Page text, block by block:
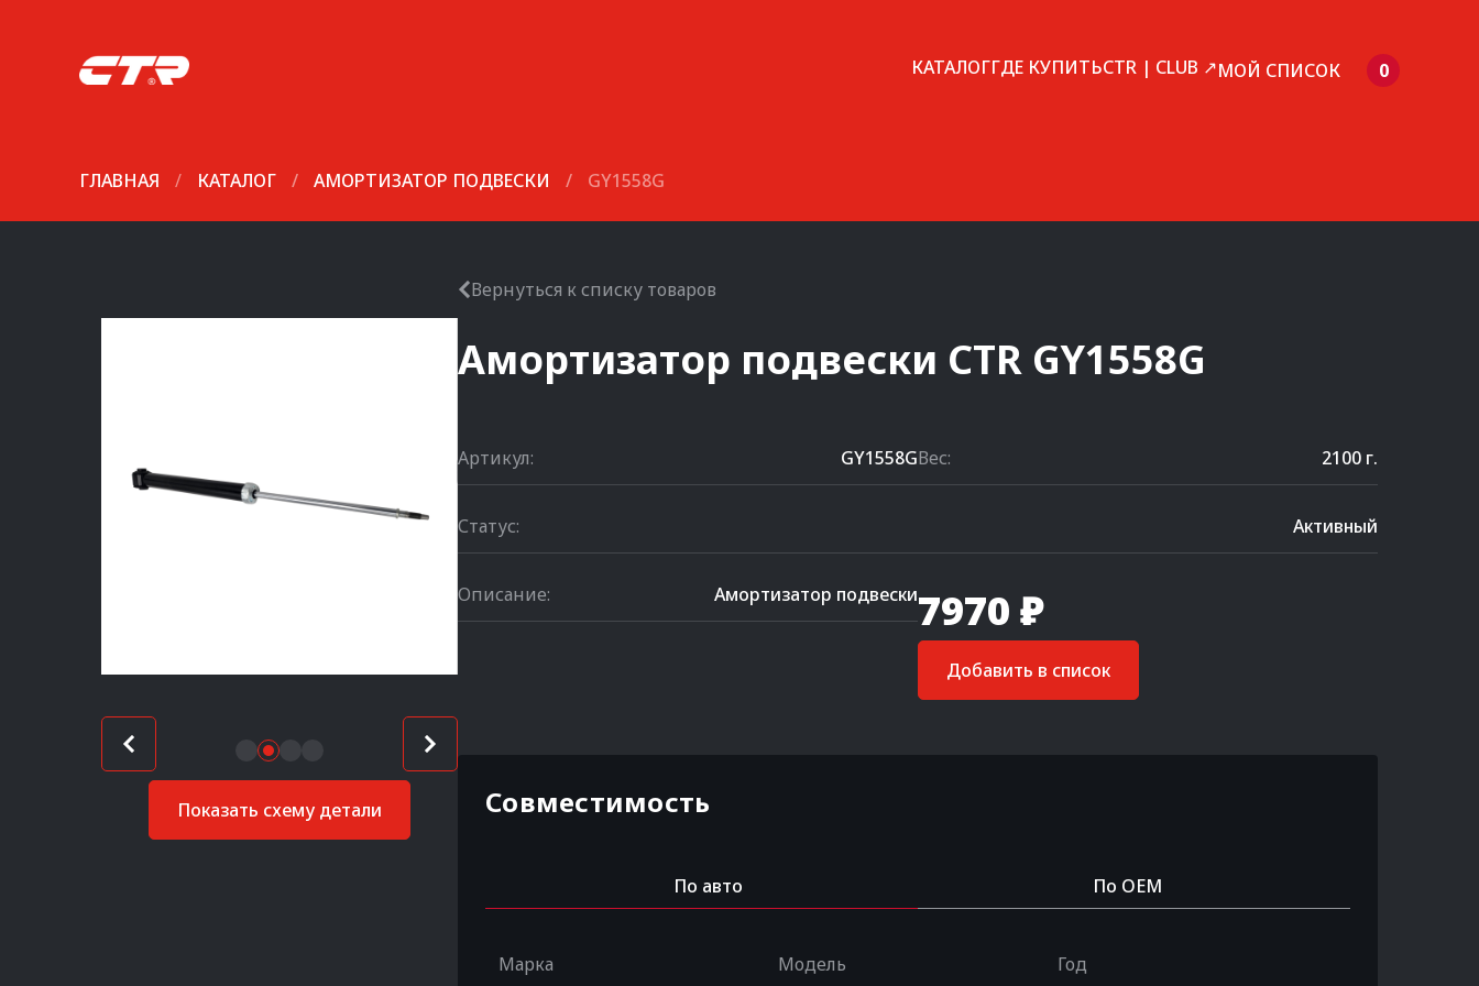
КАТАЛОГГДЕ КУПИТЬCTR | CLUB ↗МОЙ СПИСОК 0
ГЛАВНАЯ / КАТАЛОГ / АМОРТИЗАТОР ПОДВЕСКИ / GY1558G
Показать схему детали
Вернуться к списку товаров
Амортизатор подвески CTR GY1558G
Артикул: GY1558GВес: 2100 г.
Статус: Активный
Описание: Амортизатор подвески7970 ₽
Добавить в список
Совместимость
По авто По OEM
Марка Модель Год